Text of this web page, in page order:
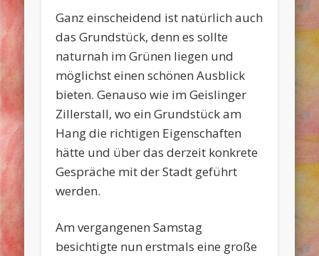
Ganz einscheidend ist natürlich auch
das Grundstück, denn es sollte
naturnah im Grünen liegen und
möglichst einen schönen Ausblick
bieten. Genauso wie im Geislinger
Zillerstall, wo ein Grundstück am
Hang die richtigen Eigenschaften
hätte und über das derzeit konkrete
Gespräche mit der Stadt geführt
werden.
Am vergangenen Samstag
besichtigte nun erstmals eine große